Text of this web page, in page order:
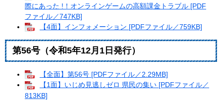
際にあった !！オンラインゲームの高額課金トラブル [PDF
ファイル／747KB]
【4面】インフォメーション [PDFファイル／759KB]
第56号（令和5年12月1日発行）
【全面】第56号 [PDFファイル／2.29MB]
【1面】いじめ見逃しゼロ 県民の集い [PDFファイル／
813KB]